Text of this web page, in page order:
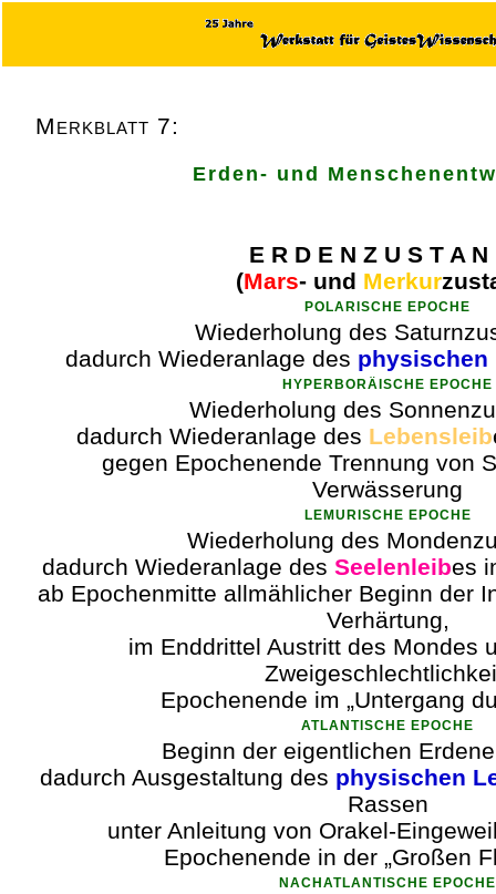
Merkblatt 7:
Erden- und
E R D E N Z U S T A N
(Mars- und Merkur
POLARISCHE EPOCHE
Wiederholung des
dadurch Wiederanlage des physischen
HYPERBORÄISCHE EPOCHE
Wiederholung des
dadurch Wiederanlage des Lebensleib
gegen Epochenende Trennung von
Verwässerung
LEMURISCHE EPOCHE
Wiederholung des
dadurch Wiederanlage des Seelenleibes
ab Epochenmitte allmählicher Beginn der
Verhärtung,
im Enddrittel Austritt des Mondes
Epochenende im „Untergang
ATLANTISCHE EPOCHE
Beginn der eigentlichen
dadurch Ausgestaltung des physischen
Rassen
unter Anleitung von Orakel-
Epochenende in der „Großen
NACHATLANTISCHE EPOCHE